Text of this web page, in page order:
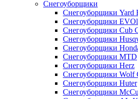
Снегоуборщики
Снегоуборщики Yard
Снегоуборщики
Снегоуборщики Cub
Снегоуборщики
Снегоуборщики
Снегоуборщики MTD
Снегоуборщики Herz
Снегоуборщики Wolf
Снегоуборщики Huter
Снегоуборщики